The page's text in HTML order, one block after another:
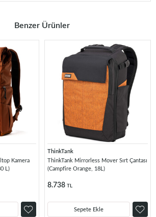
Benzer Ürünler
Kamera
L)
ThinkTank
ThinkTank Mirrorless Mover Sırt Çantası
(Campfire Orange, 18L)
8.738 TL
Sepete Ekle